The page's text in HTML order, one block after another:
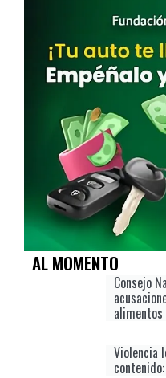
AL MOMENTO
Consejo
alimentos
Violencia